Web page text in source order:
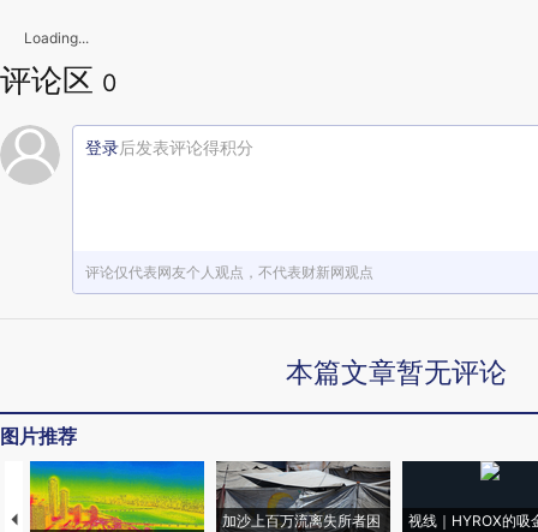
Loading...
评论区 0
登录后发表评论得积分
评论仅代表网友个人观点，不代表财新网观点
本篇文章暂无评论
图片推荐
加沙上百万流离失所者困
视线｜HYROX的吸